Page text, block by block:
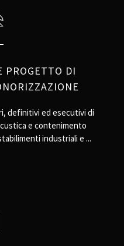
PROGETTO DI
definitivi ed esecutivi di
e contenimento
industriali e ...